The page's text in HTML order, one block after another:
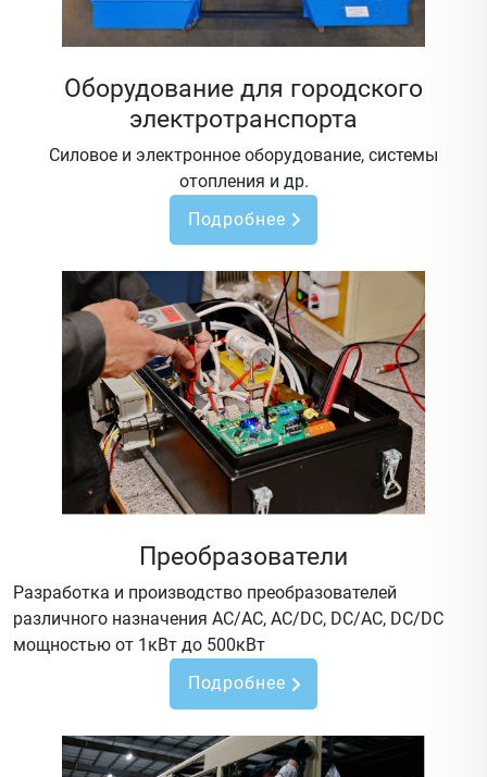
Оборудование для городского
электротранспорта
Силовое и электронное оборудование, системы
отопления и др.
Подробнее
Преобразователи
Разработка и производство преобразователей
различного назначения AC/AC, AC/DC, DC/AC, DC/DC
мощностью от 1кВт до 500кВт
Подробнее